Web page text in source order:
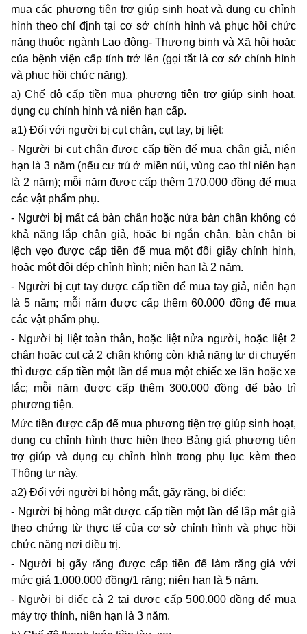
mua các phương tiện trợ giúp sinh hoạt và dụng cụ chỉnh
hình theo chỉ định tại cơ sở chỉnh hình và phục hồi chức
năng thuộc ngành Lao động- Thương binh và Xã hội hoặc
của bệnh viện cấp tỉnh trở lên (gọi tắt là cơ sở chỉnh hình
và phục hồi chức năng).
a) Chế độ cấp tiền mua phương tiện trợ giúp sinh hoạt,
dụng cụ chỉnh hình và niên hạn cấp.
a1) Đối với người bị cụt chân, cụt tay, bị liệt:
- Người bị cụt chân được cấp tiền để mua chân giả, niên
hạn là 3 năm (nếu cư trú ở miền núi, vùng cao thì niên hạn
là 2 năm); mỗi năm được cấp thêm 170.000 đồng để mua
các vật phẩm phụ.
- Người bị mất cả bàn chân hoặc nửa bàn chân không có
khả năng lắp chân giả, hoặc bị ngắn chân, bàn chân bị
lệch vẹo được cấp tiền để mua một đôi giầy chỉnh hình,
hoặc một đôi dép chỉnh hình; niên hạn là 2 năm.
- Người bị cụt tay được cấp tiền để mua tay giả, niên hạn
là 5 năm; mỗi năm được cấp thêm 60.000 đồng để mua
các vật phẩm phụ.
- Người bị liệt toàn thân, hoặc liệt nửa người, hoặc liệt 2
chân hoặc cụt cả 2 chân không còn khả năng tự di chuyển
thì được cấp tiền một lần để mua một chiếc xe lăn hoặc xe
lắc; mỗi năm được cấp thêm 300.000 đồng để bảo trì
phương tiện.
Mức tiền được cấp để mua phương tiện trợ giúp sinh hoạt,
dụng cụ chỉnh hình thực hiện theo Bảng giá phương tiện
trợ giúp và dụng cụ chỉnh hình trong phụ lục kèm theo
Thông tư này.
a2) Đối với người bị hỏng mắt, gãy răng, bị điếc:
- Người bị hỏng mắt được cấp tiền một lần để lắp mắt giả
theo chứng từ thực tế của cơ sở chỉnh hình và phục hồi
chức năng nơi điều trị.
- Người bị gãy răng được cấp tiền để làm răng giả với
mức giá 1.000.000 đồng/1 răng; niên hạn là 5 năm.
- Người bị điếc cả 2 tai được cấp 500.000 đồng để mua
máy trợ thính, niên hạn là 3 năm.